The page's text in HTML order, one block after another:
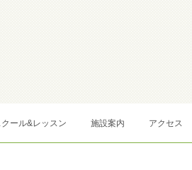
クール&レッスン 施設案内 アクセス